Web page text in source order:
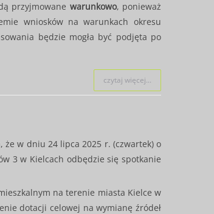
przyjmowane warunkowo, ponieważ
wniosków na warunkach okresu
będzie mogła być podjęta po
czytaj więcej...
że w dniu 24 lipca 2025 r. (czwartek) o
3 w Kielcach odbędzie się spotkanie
na terenie miasta Kielce w
dotacji celowej na wymianę źródeł